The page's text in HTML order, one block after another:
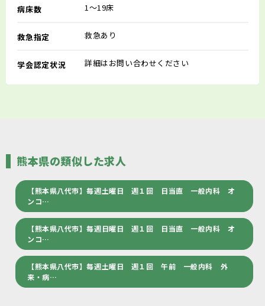
病床数 1～19床
救急指定 救急あり
学会認定状況 詳細はお問い合わせください
熊本県の類似した求人
【熊本県八代市】毎週土曜日 週１回 日当直 一般内科 オ
ンコ…
【熊本県八代市】毎週日曜日 週１回 日当直 一般内科 オ
ンコ…
【熊本県八代市】毎週土曜日 週１回 午前 一般内科 外
来・病…